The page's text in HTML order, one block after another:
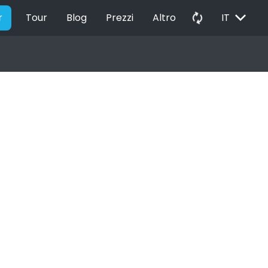
Tour Blog Prezzi Altro autorenew IT EXPAND_MORE